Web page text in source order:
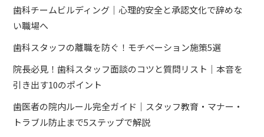
歯科チームビルディング｜心理的安全と承認文化で辞めな
い職場へ
歯科スタッフの離職を防ぐ！モチベーション施策5選
院長必見！歯科スタッフ面談のコツと質問リスト｜本音を
引き出す10のポイント
歯医者の院内ルール完全ガイド｜スタッフ教育・マナー・
トラブル防止まで5ステップで解説